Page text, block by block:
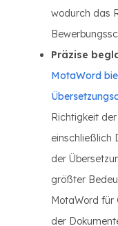
wodurch das
Präzise
MotaWord
Richtigkeit
einschließlich
der
größter
MotaWord
der